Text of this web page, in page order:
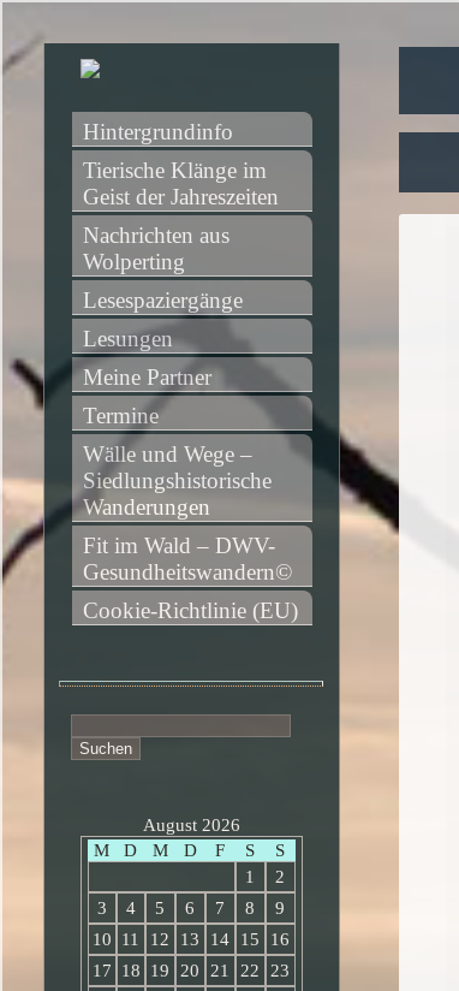
Hintergrundinfo
Tierische Klänge im
Geist der Jahreszeiten
Nachrichten aus
Wolperting
Lesespaziergänge
Lesungen
Meine Partner
Termine
Wälle und Wege –
Siedlungshistorische
Wanderungen
Fit im Wald – DWV-
Gesundheitswandern©
Cookie-Richtlinie (EU)
nach:
August 2026
M
D M D F S
S
1
2
3
4 5 6 7 8
9
10
11 12 13 14 15
16
17
18 19 20 21 22
23